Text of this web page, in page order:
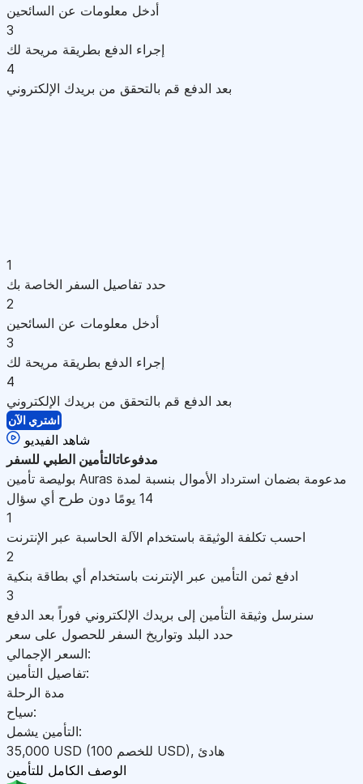
أدخل معلومات عن السائحين
3
إجراء الدفع بطريقة مريحة لك
4
بعد الدفع قم بالتحقق من بريدك الإلكتروني
1
حدد تفاصيل السفر الخاصة بك
2
أدخل معلومات عن السائحين
3
إجراء الدفع بطريقة مريحة لك
4
بعد الدفع قم بالتحقق من بريدك الإلكتروني
اشتري الآن
شاهد الفيديو
مدفوعاتالتأمين الطبي للسفر
بوليصة تأمين Auras مدعومة بضمان استرداد الأموال بنسبة لمدة
14 يومًا دون طرح أي سؤال
1
احسب تكلفة الوثيقة باستخدام الآلة الحاسبة عبر الإنترنت
2
ادفع ثمن التأمين عبر الإنترنت باستخدام أي بطاقة بنكية
3
سنرسل وثيقة التأمين إلى بريدك الإلكتروني فوراً بعد الدفع
حدد البلد وتواريخ السفر للحصول على سعر
السعر الإجمالي:
تفاصيل التأمين:
مدة الرحلة
سياح:
التأمين يشمل:
35,000 USD USD), هادئ
الوصف الكامل للتأمين